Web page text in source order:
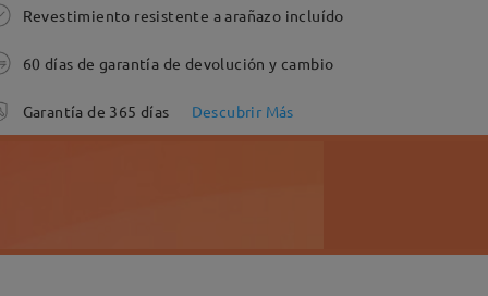
Revestimiento resistente a arañazo incluído
60 días de garantía de devolución y cambio
Garantía de 365 días Descubrir Más